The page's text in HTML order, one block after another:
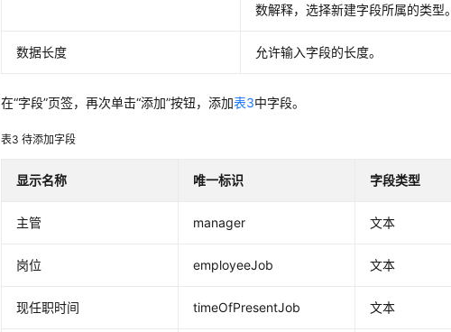
数解释，选择新建字段所属的类型。
数据长度 允许输入字段的长度。
在“字段”页签，再次单击“添加”按钮，添加表3中字段。
表3待添加字段
显示名称 唯一标识 字段类型
主管 manager 文本
岗位 employeeJob 文本
现任职时间 timeOfPresentJob 文本